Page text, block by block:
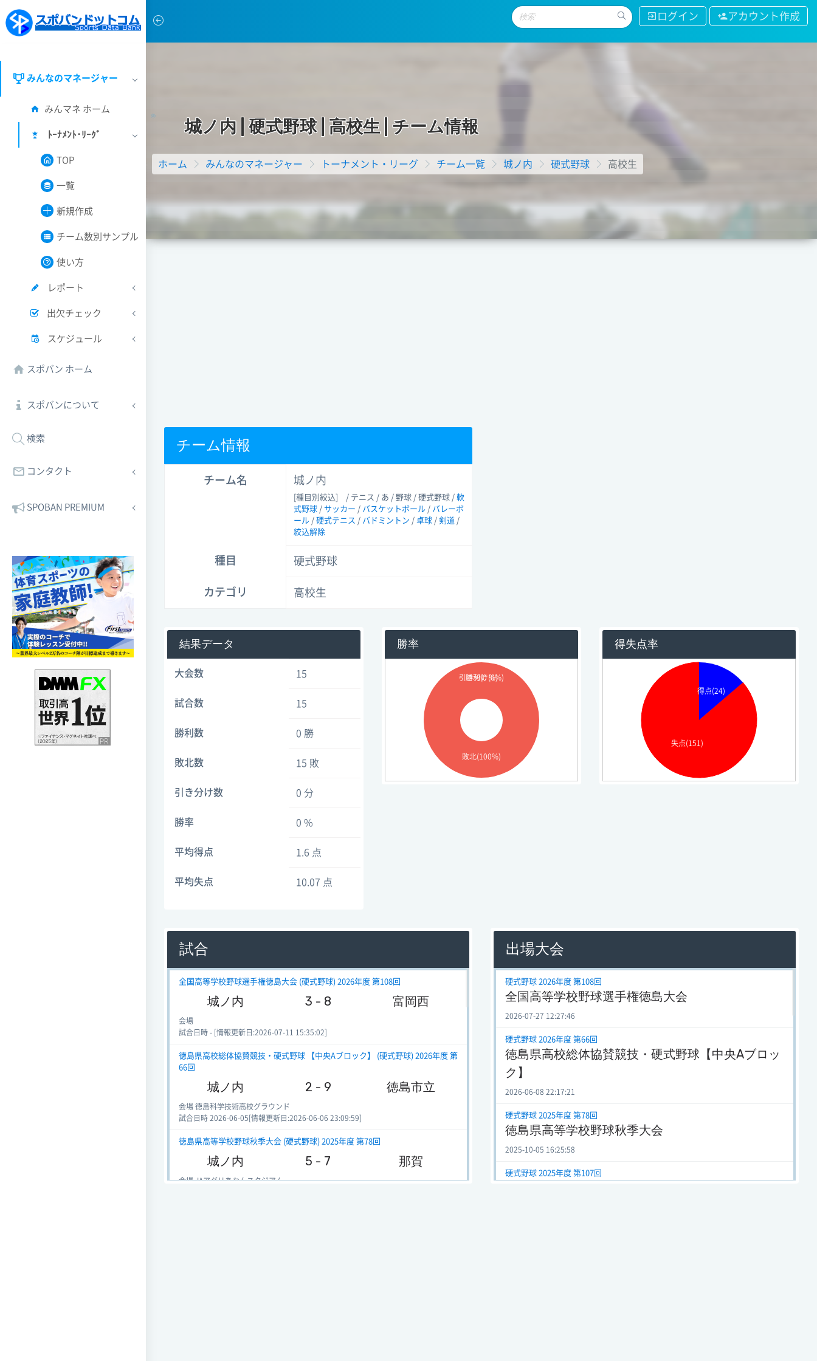
ログイン アカウント作成
みんなのマネージャー
みんマネ ホーム
ﾄｰﾅﾒﾝﾄ･ﾘｰｸﾞ
TOP
一覧
新規作成
チーム数別サンプル
使い方
レポート
出欠チェック
スケジュール
スポバン ホーム
スポバンについて
検索
コンタクト
SPOBAN PREMIUM
城ノ内 硬式野球 高校生 チーム情報
ホーム みんなのマネージャー トーナメント・リーグ チーム一覧 城ノ内 硬式野球 高校生
チーム情報
チーム名 城ノ内
[種目別絞込] / テニス / あ / 野球 / 硬式野球 / 軟
式野球 / サッカー / バスケットボール / バレーボ
ール / 硬式テニス / バドミントン / 卓球 / 剣道 /
絞込解除
種目 硬式野球
カテゴリ 高校生
結果データ
大会数 15
試合数 15
勝利数 0 勝
敗北数 15 敗
引き分け数 0 分
勝率 0 %
平均得点 1.6 点
平均失点 10.07 点
勝率
勝利(0 %)
敗北(100%)
引き分け(0%)
得失点率
得点(24)
失点(151)
試合
全国高等学校野球選手権徳島大会 (硬式野球) 2026年度 第108回
城ノ内 3 - 8 富岡西
会場
試合日時 - [情報更新日:2026-07-11 15:35:02]
徳島県高校総体協賛競技・硬式野球 【中央Aブロック】 (硬式野球) 2026年度 第
66回
城ノ内 2 - 9 徳島市立
会場 徳島科学技術高校グラウンド
試合日時 2026-06-05[情報更新日:2026-06-06 23:09:59]
徳島県高等学校野球秋季大会 (硬式野球) 2025年度 第78回
城ノ内 5 - 7 那賀
会場 JAアグリあなんスタジアム
出場大会
硬式野球 2026年度 第108回
全国高等学校野球選手権徳島大会
2026-07-27 12:27:46
硬式野球 2026年度 第66回
徳島県高校総体協賛競技・硬式野球【中央Aブロッ
ク】
2026-06-08 22:17:21
硬式野球 2025年度 第78回
徳島県高等学校野球秋季大会
2025-10-05 16:25:58
硬式野球 2025年度 第107回